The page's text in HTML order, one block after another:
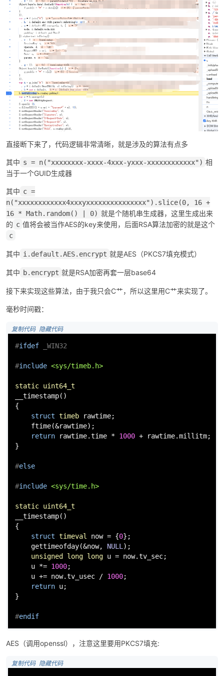
po
jie.
直接断下来了，代码逻辑非常清晰，就是涉及的算法有点多
其中 s = n("xxxxxxxx-xxxx-4xxx-yxxx-xxxxxxxxxxxx") 相
当于一个GUID生成器
其中 c =
n("xxxxxxxxxxxx4xxxyxxxxxxxxxxxxxxx").slice(0, 16 +
16 * Math.random() | 0) 就是个随机串生成器，这里生成出来
的 c 值将会被当作AES的key来使用，后面RSA算法加密的就是这个
c
其中 i.default.AES.encrypt 就是AES（PKCS7填充模式）
其中 b.encrypt 就是RSA加密再套一层base64
接下来实现这些算法，由于我只会C艹，所以这里用C艹来实现了。
毫秒时间戳：
复制代码 隐藏代码
#ifdef _WIN32
#include <sys/timeb.h>
static uint64_t
__timestamp()
{
struct timeb rawtime;
ftime(&rawtime);
return rawtime.time * 1000 + rawtime.millitm;
}
#else
#include <sys/time.h>
static uint64_t
__timestamp()
{
struct timeval now = {0};
gettimeofday(&now, NULL );
unsigned long long u = now.tv_sec;
u *= 1000;
u += now.tv_usec / 1000;
return u;
}
#endif
AES（调用openssl），注意这里要用PKCS7填充:
复制代码 隐藏代码